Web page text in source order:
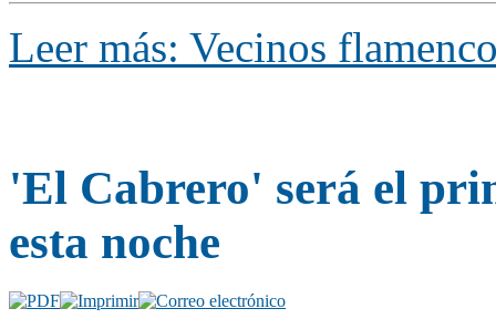
Leer más: Vecinos
'El Cabrero' será el
esta noche